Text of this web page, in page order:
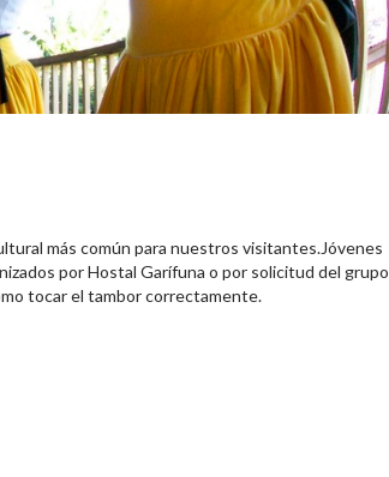
más común para nuestros visitantes.Jóvenes
por Hostal Garífuna o por solicitud del grupo
tocar el tambor correctamente.